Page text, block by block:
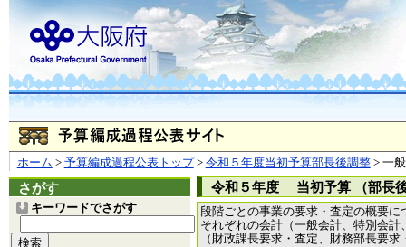
ホーム > 予算編成過程公表トップ> 令和５年度当初予算部長後調整> 一
さがす
キーワードでさがす
令和５年度 当初予算 （部長
段階ごとの事業の要求・査定の概要に
それぞれの会計（一般会計、特別会
（財政課長要求・査定、財務部長要